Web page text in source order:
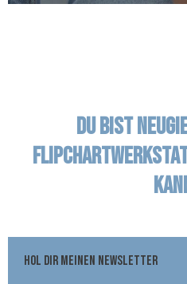
Du bist
Hol dir meinen Newsletter